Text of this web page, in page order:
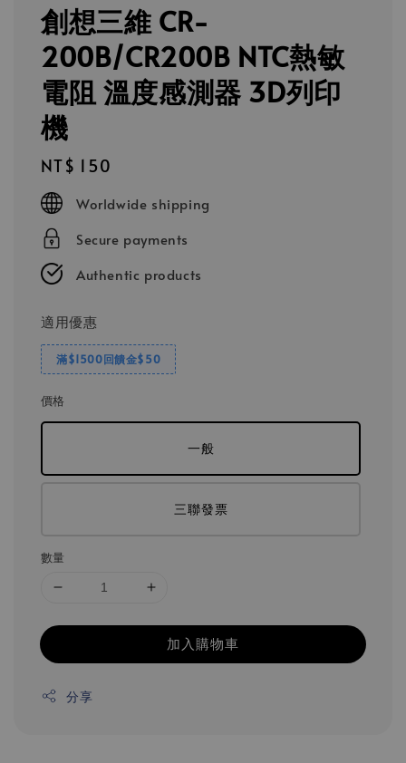
創想三維 CR-
200B/CR200B NTC熱敏
電阻 溫度感測器 3D列印
機
Regular
price
NT$ 150
Worldwide shipping
Secure payments
Authentic products
適用優惠
滿$1500回饋金$50
價格
一般
三聯發票
數量
加入購物車
分享